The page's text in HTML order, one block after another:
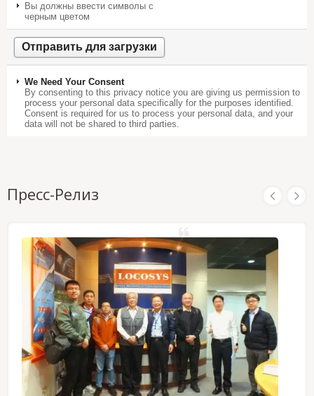
Вы должны ввести символы с
черным цветом
We Need Your Consent
By consenting to this privacy notice you are giving us permission to
process your personal data specifically for the purposes identified.
Consent is required for us to process your personal data, and your
data will not be shared to third parties.
Пресс-Релиз